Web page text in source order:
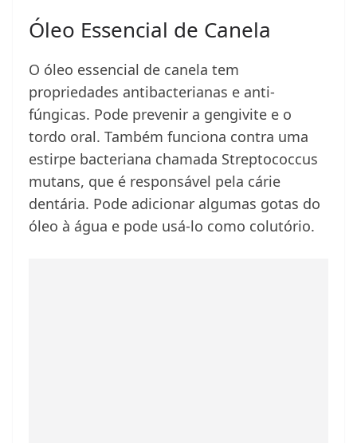
Óleo Essencial de Canela
O óleo essencial de canela tem
propriedades antibacterianas e anti-
fúngicas. Pode prevenir a gengivite e o
tordo oral. Também funciona contra uma
estirpe bacteriana chamada Streptococcus
mutans, que é responsável pela cárie
dentária. Pode adicionar algumas gotas do
óleo à água e pode usá-lo como colutório.